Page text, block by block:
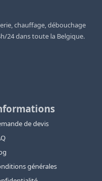
chauffage, débouchage
24 dans toute la Belgique.
de devis
générales